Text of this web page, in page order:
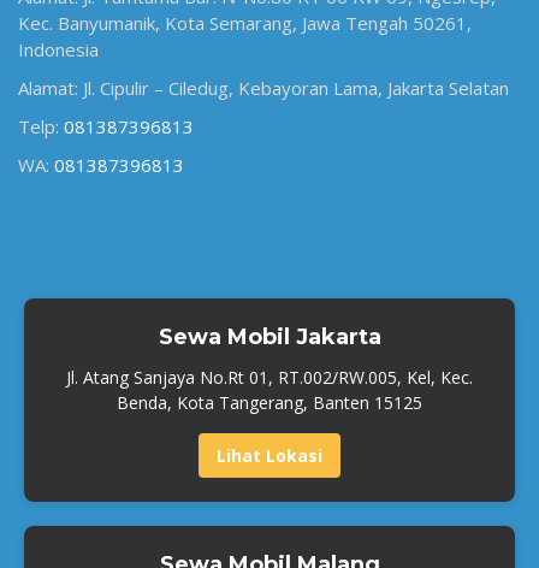
Kec. Banyumanik, Kota Semarang, Jawa Tengah 50261,
Indonesia
Alamat: Jl. Cipulir – Ciledug, Kebayoran Lama, Jakarta Selatan
Telp: 081387396813
WA: 081387396813
Sewa Mobil Jakarta
Jl. Atang Sanjaya No.Rt 01, RT.002/RW.005, Kel, Kec.
Benda, Kota Tangerang, Banten 15125
Lihat Lokasi